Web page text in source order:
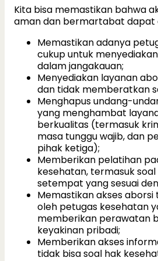
Kita bisa memastikan bahwa
aman dan bermartabat dapat
Memastikan adanya
cukup untuk
dalam jangakauan;
Menyediakan layanan
dan tidak memberatkan
Menghapus undang-
yang menghambat
berkualitas (termasuk
masa tunggu wajib, dan
pihak ketiga);
Memberikan pelatihan
kesehatan, termasuk
setempat yang sesuai
Memastikan akses
oleh petugas kesehatan
memberikan perawatan
keyakinan pribadi;
Memberikan akses
tidak bisa soal hak